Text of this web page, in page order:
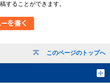
このページのトップへ
することができます。